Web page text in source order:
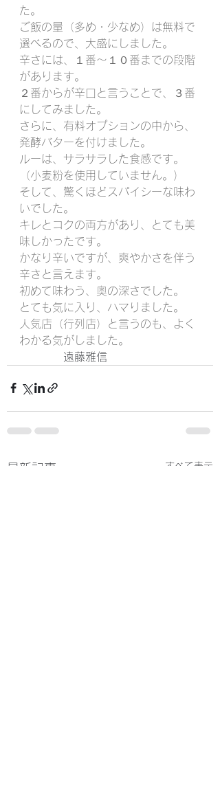
た。
ご飯の量（多め・少なめ）は無料で
選べるので、大盛にしました。
辛さには、１番～１０番までの段階
があります。
２番からが辛口と言うことで、３番
にしてみました。
さらに、有料オプションの中から、
発酵バターを付けました。
ルーは、サラサラした食感です。
（小麦粉を使用していません。）
そして、驚くほどスパイシーな味わ
いでした。
キレとコクの両方があり、とても美
味しかったです。
かなり辛いですが、爽やかさを伴う
辛さと言えます。
初めて味わう、奥の深さでした。
とても気に入り、ハマりました。
人気店（行列店）と言うのも、よく
わかる気がしました。
遠藤雅信
最新記事 すべて表示